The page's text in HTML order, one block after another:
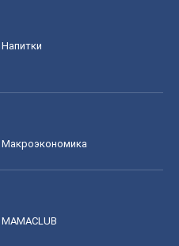
Напитки
Mакроэкономика
MAMACLUB